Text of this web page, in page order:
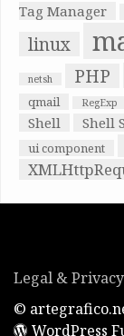
Tag Manager
linux
netsh PHP
qmail RegExp
Shell Shell
ui component
Legal & Privacy
©
WordPress